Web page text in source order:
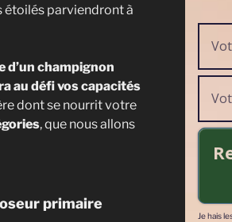
étoilés parviendront à
d’un champignon
au défi vos capacités
dont se nourrit votre
, que nous allons
primaire
Je hais
:
de 6 espèces de